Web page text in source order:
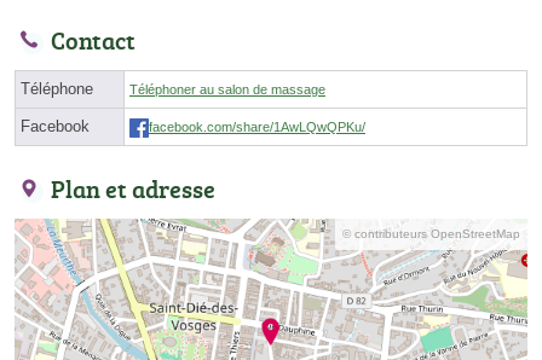
Contact
Téléphone Téléphoner au salon de massage
Facebook facebook.com/share/1AwLQwQPKu/
Plan et adresse
© contributeurs OpenStreetMap